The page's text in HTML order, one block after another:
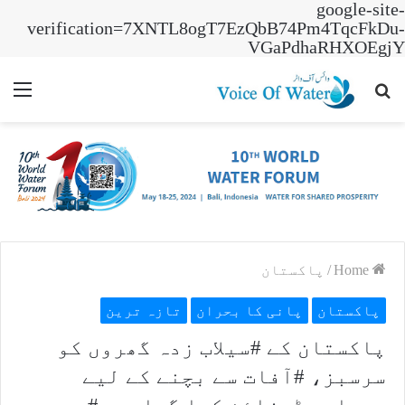
google-site-
verification=7XNTL8ogT7EzQbB74Pm4TqcFkDu-
VGaPdhaRHXOEgjY
Search
/ پاکستان
پاکستان پانی کا بحران تازہ ترین
پاکستان کے #سیلاب زدہ گھروں کو
سرسبز، #آفات سے بچنے کے لیے